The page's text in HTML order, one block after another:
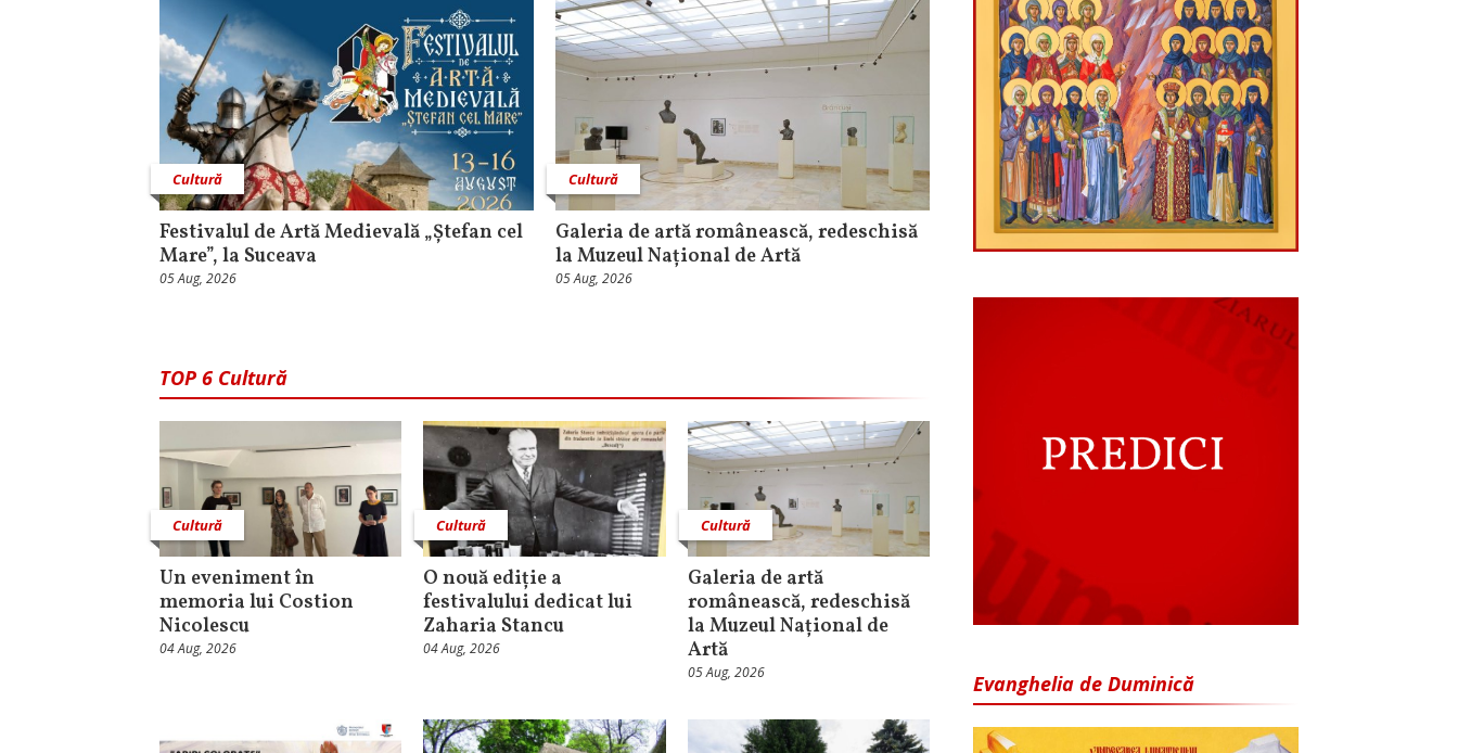
Cultură
Festivalul de Artă Medievală „Ștefan cel
Mare”, la Suceava
05 Aug, 2026
Cultură
Galeria de artă românească, redeschisă
la Muzeul Național de Artă
05 Aug, 2026
TOP 6 Cultură
Cultură
Un eveniment în
memoria lui Costion
Nicolescu
04 Aug, 2026
Cultură
O nouă ediție a
festivalului dedicat lui
Zaharia Stancu
04 Aug, 2026
Cultură
Galeria de artă
românească, redeschisă
la Muzeul Național de
Artă
05 Aug, 2026 Evanghelia de Duminică